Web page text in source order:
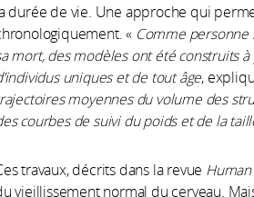
durée de vie. Une approche qui
« Comme personne
mort, des modèles ont été construits
uniques et de tout âge,
moyennes du volume des
courbes de suivi du poids et de la
travaux, décrits dans la revue
vieillissement normal du cerveau.